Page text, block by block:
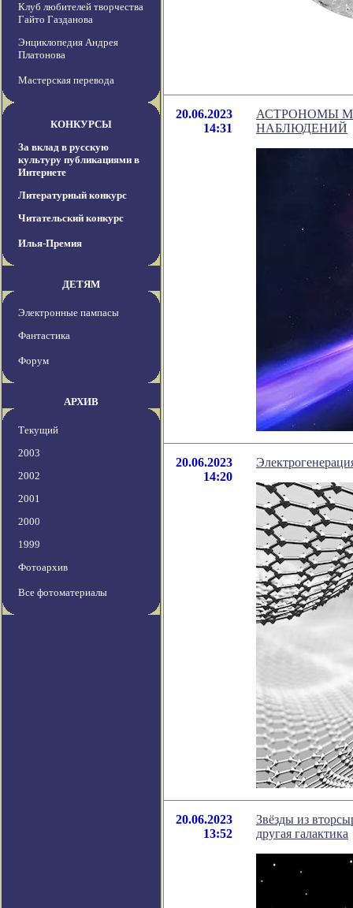
Клуб любителей творчества
Гайто Газданова
Энциклопедия Андрея
Платонова
Мастерская перевода
КОНКУРСЫ
За вклад в русскую
культуру публикациями в
Интернете
Литературный конкурс
Читательский конкурс
Илья-Премия
ДЕТЯМ
Электронные пампасы
Фантастика
Форум
АРХИВ
Текущий
2003
2002
2001
2000
1999
Фотоархив
Все фотоматериалы
20.06.2023
14:31
АСТРОНОМЫ
НАБЛЮДЕНИЙ
20.06.2023
14:20
20.06.2023
13:52
Звёзды из
другая галактика